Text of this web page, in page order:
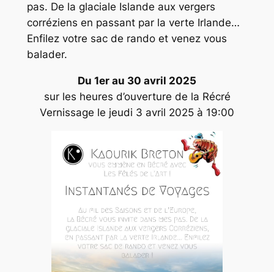
pas. De la glaciale Islande aux vergers
corréziens en passant par la verte Irlande…
Enfilez votre sac de rando et venez vous
balader.
Du 1er au 30 avril 2025
sur les heures d’ouverture de la Récré
Vernissage le jeudi 3 avril 2025 à 19:00